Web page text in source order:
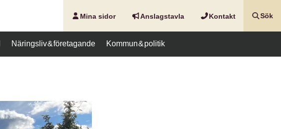
Mina sidor Anslags­tavla Kontakt Sök
Näringsliv & företagande Kommun & politik